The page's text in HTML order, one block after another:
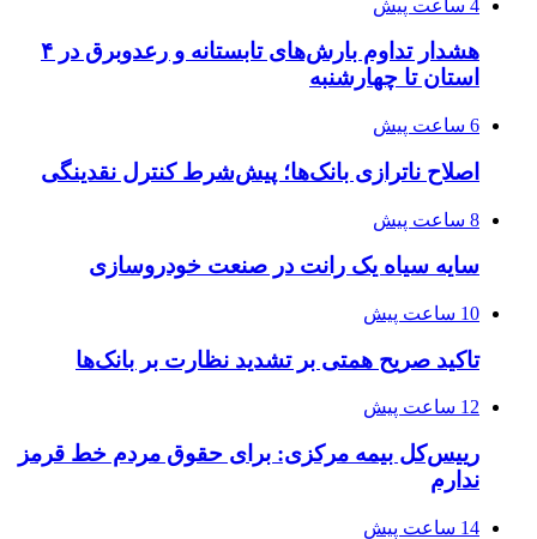
4 ساعت پیش
هشدار تداوم بارش‌های تابستانه و رعدوبرق در ۴
استان تا چهارشنبه
6 ساعت پیش
اصلاح ناترازی بانک‌ها؛ پیش‌شرط کنترل نقدینگی
8 ساعت پیش
سایه سیاه یک رانت در صنعت خودروسازی
10 ساعت پیش
تاکید صریح همتی بر تشدید نظارت بر بانک‌ها
12 ساعت پیش
رییس‌کل بیمه مرکزی: برای حقوق مردم خط قرمز
ندارم
14 ساعت پیش